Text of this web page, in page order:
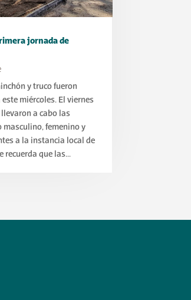
jornada de
y truco fueron
miércoles. El viernes
a cabo las
masculino, femenino y
a la instancia local de
recuerda que las...